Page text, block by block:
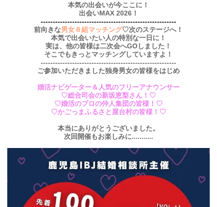
本気の出会いが今ここに！
出会いMAX 2026！
--------------------------------------------------------
前向きな男女８組マッチング♡次のステージへ！
本気で出会いたい人の特別な一日に！
実は、他の皆様は二次会へGOしました！
そこでもきっとマッチングしていますよ！
--------------------------------------------------------
ご参加いただきました独身男女の皆様をはじめ
婚活ナビゲーター＆人気のフリーアナウンサー
♡総合司会の新坂恵梨さん！♡
♡婚活のプロの仲人集団の皆様！♡
♡かごっまふるさと屋台村の皆様！♡
本当にありがとうございました。
次回開催もお楽しみに...........